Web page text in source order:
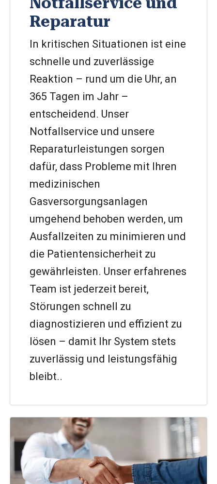
Reparatur
In kritischen Situationen ist eine
schnelle und zuverlässige
Reaktion – rund um die Uhr, an
365 Tagen im Jahr –
entscheidend. Unser
Notfallservice und unsere
Reparaturleistungen sorgen
dafür, dass Probleme mit Ihren
medizinischen
Gasversorgungsanlagen
umgehend behoben werden, um
Ausfallzeiten zu minimieren und
die Patientensicherheit zu
gewährleisten. Unser erfahrenes
Team ist jederzeit bereit,
Störungen schnell zu
diagnostizieren und effizient zu
lösen – damit Ihr System stets
zuverlässig und leistungsfähig
bleibt..